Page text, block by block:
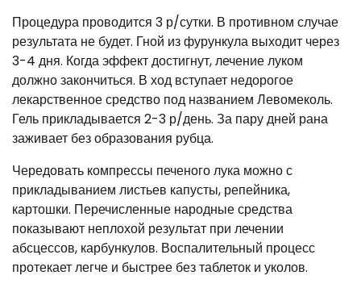
Процедура проводится 3 р/сутки. В противном случае
результата не будет. Гной из фурункула выходит через
3-4 дня. Когда эффект достигнут, лечение луком
должно закончиться. В ход вступает недорогое
лекарственное средство под названием Левомеколь.
Гель прикладывается 2-3 р/день. За пару дней рана
заживает без образования рубца.
Чередовать компрессы печеного лука можно с
прикладыванием листьев капусты, репейника,
картошки. Перечисленные народные средства
показывают неплохой результат при лечении
абсцессов, карбункулов. Воспалительный процесс
протекает легче и быстрее без таблеток и уколов.